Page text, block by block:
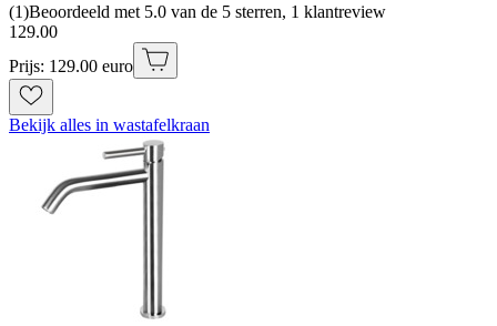
(1)Beoordeeld met 5.0 van de 5 sterren, 1 klantreview
129.00
Prijs: 129.00 euro
Bekijk alles in wastafelkraan